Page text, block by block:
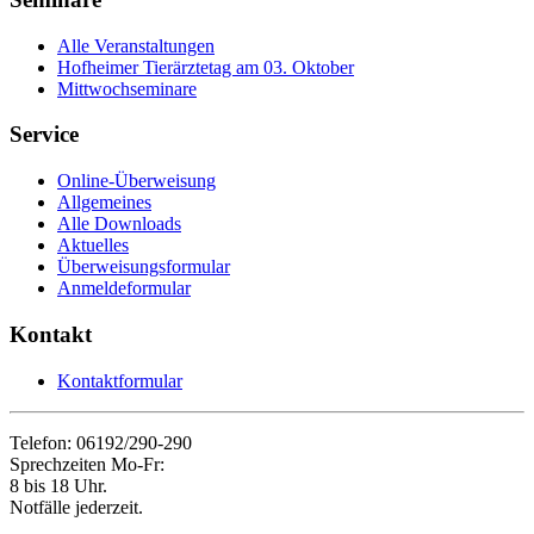
Alle Veranstaltungen
Hofheimer Tierärztetag am 03. Oktober
Mittwochseminare
Service
Online-Überweisung
Allgemeines
Alle Downloads
Aktuelles
Überweisungsformular
Anmeldeformular
Kontakt
Kontaktformular
Telefon: 06192/290-290
Sprechzeiten Mo-Fr:
8 bis 18 Uhr.
Notfälle jederzeit.